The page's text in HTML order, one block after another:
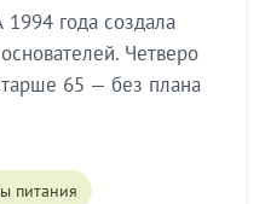
года создала
Четверо
65 — без плана
питания